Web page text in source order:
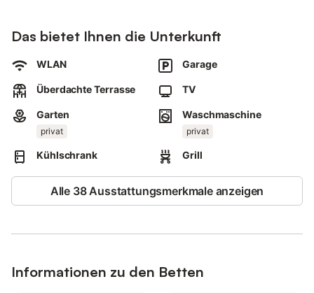
Gartenmöbel und ein Grill für entspannte Stunden im Freien zur
wenigen Schritten.
Einkaufsmöglichkeiten befinden sich nur wenige Autominuten
entfernt.
Ein kleiner Hund ist erlaubt.
Das bietet Ihnen die Unterkunft
WLAN Garage
Überdachte Terrasse TV
Garten
privat
Waschmaschine
privat
Kühlschrank Grill
Alle 38 Ausstattungsmerkmale anzeigen
Informationen zu den Betten